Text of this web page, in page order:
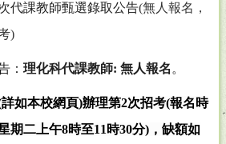
代課教師甄選錄取公告(無人報名，
)
： 理化科代課教師: 無人報名 。
詳如本校網頁)辦理第2次招考(報名時
期二上午8時至11 時30分) ，缺額如